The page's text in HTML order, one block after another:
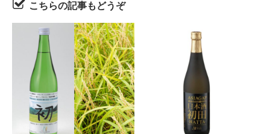
こちらの記事もどうぞ